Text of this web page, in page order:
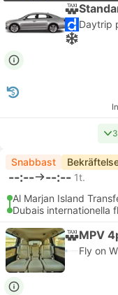
Snabbast
--:-- --:-- 1t.
Al Marjan Island
Dubais internationella
MPV
Fly on